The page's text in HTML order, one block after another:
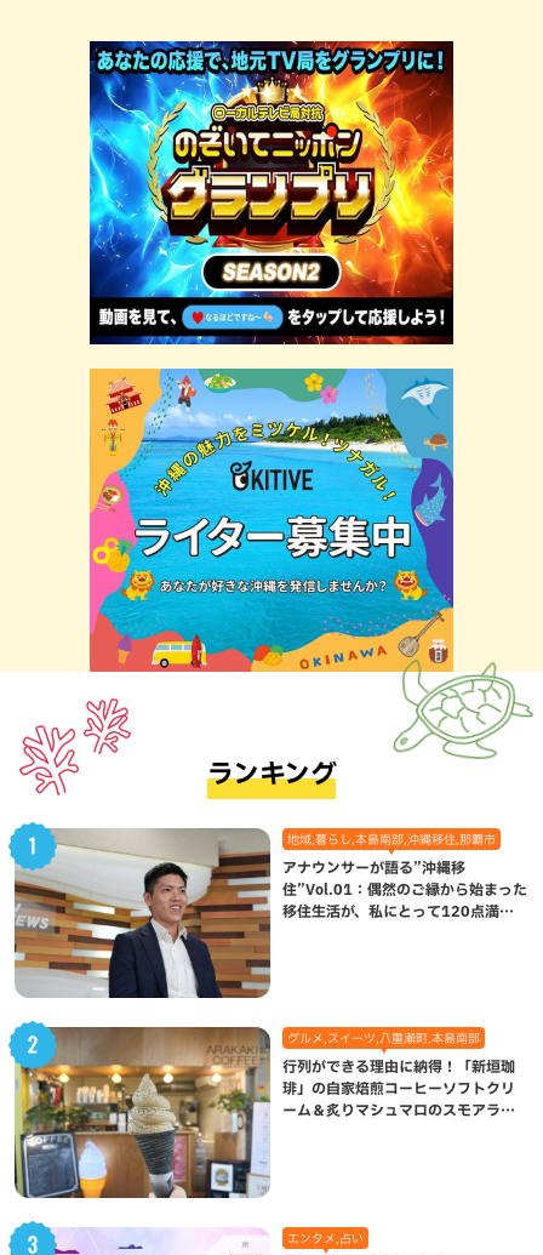
ランキング
地域,暮らし,本島南部,沖縄移住,那覇市
アナウンサーが語る”沖縄移
住”Vol.01：偶然のご縁から始まった
移住生活が、私にとって120点満点
グルメ,スイーツ,八重瀬町,本島南部
行列ができる理由に納得！「新垣珈
琲」の自家焙煎コーヒーソフトクリ
ーム＆炙りマシュマロのスモアラテ
エンタメ,占い